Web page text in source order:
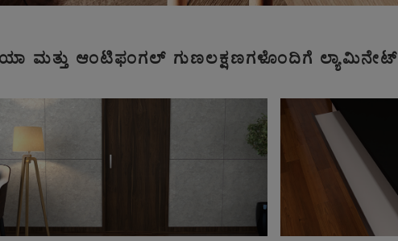
ಮತ್ತು ಆಂಟಿಫಂಗಲ್ ಗುಣಲಕ್ಷಣಗಳೊಂದಿಗೆ ಲ್ಯಾಮಿನೇಟ್